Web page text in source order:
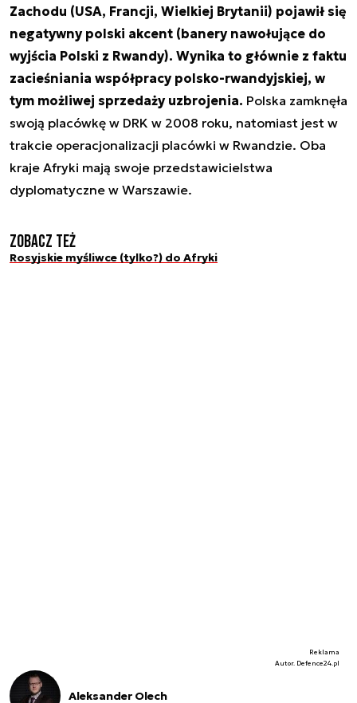
Zachodu (USA, Francji, Wielkiej Brytanii) pojawił się
negatywny polski akcent (banery nawołujące do
wyjścia Polski z Rwandy). Wynika to głównie z faktu
zacieśniania współpracy polsko-rwandyjskiej, w
tym możliwej sprzedaży uzbrojenia. Polska zamknęła
swoją placówkę w DRK w 2008 roku, natomiast jest w
trakcie operacjonalizacji placówki w Rwandzie. Oba
kraje Afryki mają swoje przedstawicielstwa
dyplomatyczne w Warszawie.
Zobacz też
Rosyjskie myśliwce (tylko?) do Afryki
Reklama
Autor. Defence24.pl
Aleksander Olech